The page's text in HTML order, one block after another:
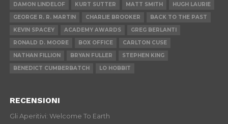
DAMON LINDELOF
KURT SUTTER MATT SMITH
HUGH LAURIE
GEORGE R. R. MARTIN
CHARLIE BROOKER
BACK TO THE PAST
KEVIN SPACEY
ACADEMY AWARDS
GREG BERLANTI
RONALD D. MOORE
BOX OFFICE
CARLTON CUSE
NATHAN FILLION
BRYAN FULLER
STEPHEN KING
BENEDICT CUMBERBATCH
LO HOBBIT
RECENSIONI
Gli Aperitivi: Welcome To Earth